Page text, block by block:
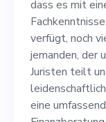
dass es mit
verfügt, noch
jemanden, der
Juristen teilt
eine